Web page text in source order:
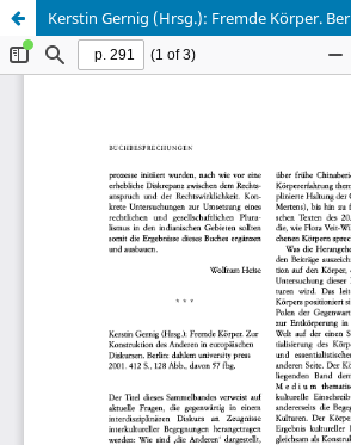
Kerstin Gernig (Hrsg.): Fremde Körper.